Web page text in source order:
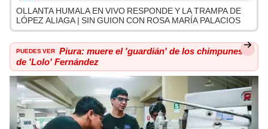
OLLANTA HUMALA EN VIVO RESPONDE Y LA TRAMPA DE
LÓPEZ ALIAGA | SIN GUION CON ROSA MARÍA PALACIOS
PUEDES VER Piura: muere el 'guardián' de los chimpunes
de 'Lolo' Fernández